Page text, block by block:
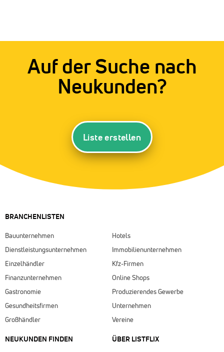
Auf der Suche nach
Neukunden?
Liste erstellen
BRANCHENLISTEN
Bauunternehmen
Dienstleistungsunternehmen
Einzelhändler
Finanzunternehmen
Gastronomie
Gesundheitsfirmen
Großhändler
Hotels
Immobilienunternehmen
Kfz-Firmen
Online Shops
Produzierendes Gewerbe
Unternehmen
Vereine
NEUKUNDEN FINDEN ÜBER LISTFLIX​